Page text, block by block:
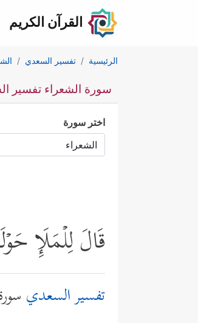
القرآن الكريم
الرئيسية تفسير السعدي
سورة الشعراء تفسير
اختر سورة
قَالَ لِلۡمَلَإِ
تفسير السعدي